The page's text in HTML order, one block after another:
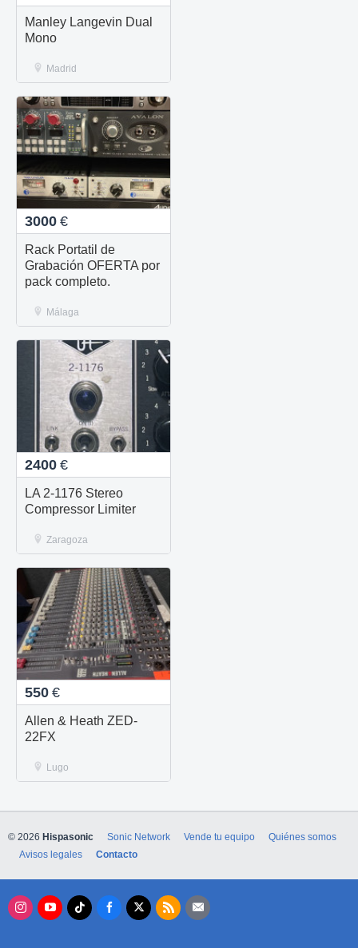
Manley Langevin Dual
Mono
Madrid
3000 €
Rack Portatil de
Grabación OFERTA por
pack completo.
Málaga
2400 €
LA 2-1176 Stereo
Compressor Limiter
Zaragoza
550 €
Allen & Heath ZED-
22FX
Lugo
© 2026 Hispasonic Sonic Network Vende tu equipo
Quiénes somos
Avisos legales
Contacto